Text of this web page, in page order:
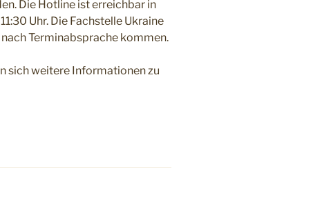
Die Hotline ist erreichbar in
Uhr. Die Fachstelle Ukraine
Terminabsprache kommen.
sich weitere Informationen zu